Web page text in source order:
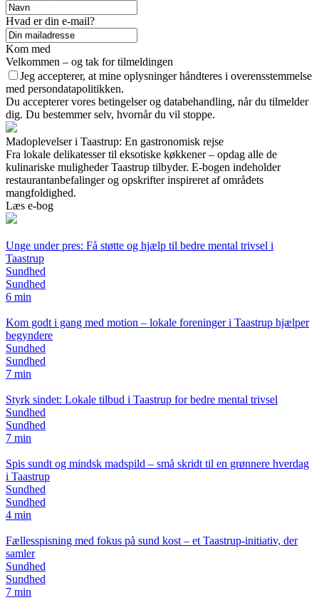
Hvad er din e-mail?
Kom med
Velkommen – og tak for tilmeldingen
Jeg accepterer, at mine oplysninger håndteres i overensstemmelse
med persondatapolitikken.
Du accepterer vores betingelser og databehandling, når du tilmelder
dig. Du bestemmer selv, hvornår du vil stoppe.
Madoplevelser i Taastrup: En gastronomisk rejse
Fra lokale delikatesser til eksotiske køkkener – opdag alle de
kulinariske muligheder Taastrup tilbyder. E-bogen indeholder
restaurantanbefalinger og opskrifter inspireret af områdets
mangfoldighed.
Læs e-bog
Unge under pres: Få støtte og hjælp til bedre mental trivsel i
Taastrup
Sundhed
Sundhed
6 min
Kom godt i gang med motion – lokale foreninger i Taastrup hjælper
begyndere
Sundhed
Sundhed
7 min
Styrk sindet: Lokale tilbud i Taastrup for bedre mental trivsel
Sundhed
Sundhed
7 min
Spis sundt og mindsk madspild – små skridt til en grønnere hverdag
i Taastrup
Sundhed
Sundhed
4 min
Fællesspisning med fokus på sund kost – et Taastrup-initiativ, der
samler
Sundhed
Sundhed
7 min